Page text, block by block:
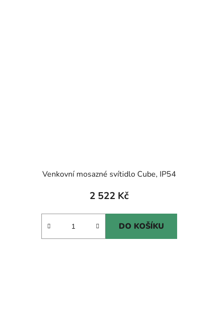
Venkovní mosazné svítidlo Cube, IP54
2 522 Kč
DO KOŠÍKU